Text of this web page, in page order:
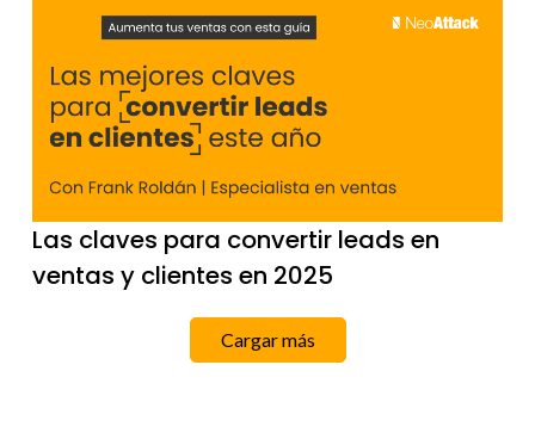
Las claves para convertir leads en
ventas y clientes en 2025
Cargar más